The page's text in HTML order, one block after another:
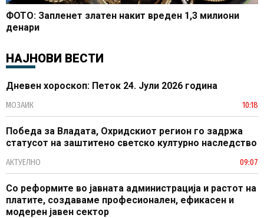
ФОТО: Запленет златен накит вреден 1,3 милиони
денари
НАЈНОВИ ВЕСТИ
Дневен хороскоп: Петок 24. Јули 2026 година
МОЗАИК 10:18
Победа за Владата, Охридскиот регион го задржа
статусот на заштитено светско културно наследство
АКТУЕЛНО 09:07
Со реформите во јавната администрација и растот на
платите, создаваме професионален, ефикасен и
модерен јавен сектор